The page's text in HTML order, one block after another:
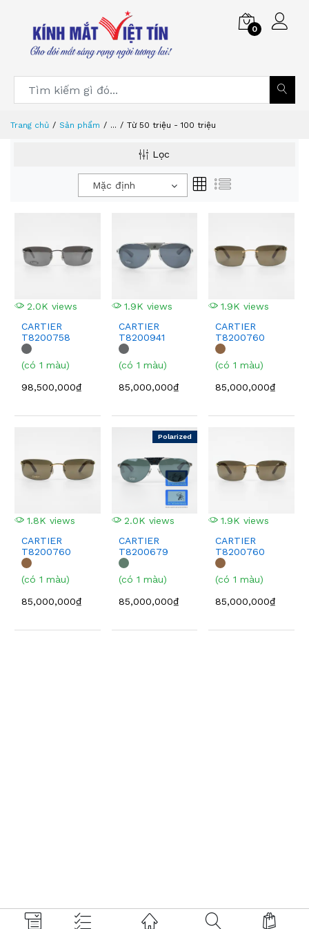
0
Trang chủ Sản phẩm ... Từ 50 triệu - 100 triệu
Lọc
Mặc định
2.0K views
CARTIER
T8200758
(có 1 màu)
98,500,000₫
1.9K views
CARTIER
T8200941
(có 1 màu)
85,000,000₫
1.9K views
CARTIER
T8200760
(có 1 màu)
85,000,000₫
1.8K views
CARTIER
T8200760
(có 1 màu)
85,000,000₫
2.0K views
Polarized
CARTIER
T8200679
(có 1 màu)
85,000,000₫
1.9K views
CARTIER
T8200760
(có 1 màu)
85,000,000₫